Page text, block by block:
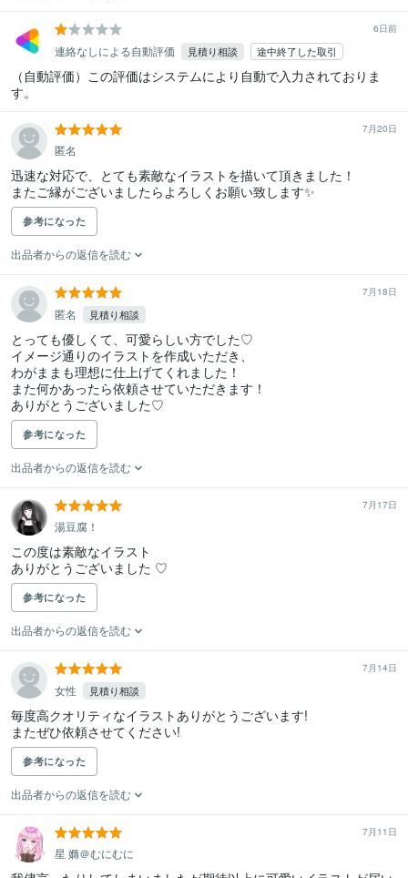
6日前
連絡なしによる自動評価 見積り相談 途中終了した取引
（自動評価）この評価はシステムにより自動で入力されておりま
す。
7月20日
匿名
迅速な対応で、とても素敵なイラストを描いて頂きました！
またご縁がございましたらよろしくお願い致します✨
参考になった
出品者からの返信を読む
7月18日
匿名 見積り相談
とっても優しくて、可愛らしい方でした♡
イメージ通りのイラストを作成いただき、
わがままも理想に仕上げてくれました！
また何かあったら依頼させていただきます！
ありがとうございました♡
参考になった
出品者からの返信を読む
7月17日
湯豆腐！
この度は素敵なイラスト
ありがとうございました ♡
参考になった
出品者からの返信を読む
7月14日
女性 見積り相談
毎度高クオリティなイラストありがとうございます!
またぜひ依頼させてください!
参考になった
出品者からの返信を読む
7月11日
星 嫷＠むにむに